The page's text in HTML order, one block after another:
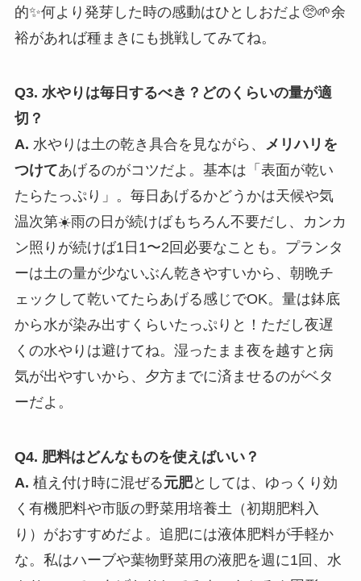
的✨何より発芽した時の感動はひとしおだよ🥺🌱余
裕があれば種まきにも挑戦してみてね。
Q3. 水やりは毎日するべき？どのくらいの量が適
切？
A. 水やりは土の乾き具合を見ながら、
メリハリを
つけてあげるのがコツだよ。基本は「表面が乾い
たらたっぷり」。毎日あげるかどうかは天候や気
温次第☀️雨の日が続けばもちろん不要だし、カンカ
ン照りが続けば1日1〜2回必要なことも。プランタ
ーは土の量が少ないぶん乾きやすいから、朝晩チ
ェックして乾いてたらあげる感じでOK。量は鉢底
から水が染み出すくらいたっぷりと！ただし夜遅
くの水やりは避けてね。湿ったまま夜を越すと病
気が出やすいから、夕方までに済ませるのがベタ
ーだよ。
Q4. 肥料はどんなものを使えばいい？
A. 植え付け時に混ぜる元肥としては、ゆっくり効
く有機肥料や市販の野菜用培養土（初期肥料入
り）がおすすめだよ。追肥には液体肥料が手軽か
な。私はハーブや葉物野菜用の液肥を週に1回、水